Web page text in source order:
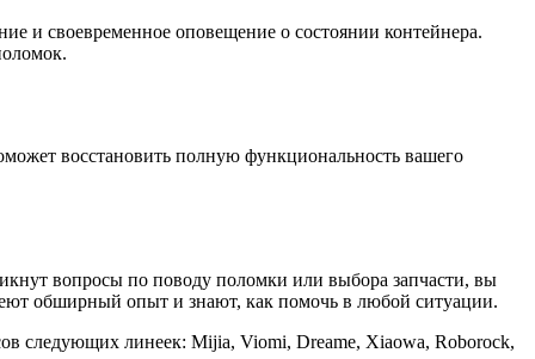
и своевременное оповещение о состоянии контейнера.
восстановить полную функциональность вашего
вопросы по поводу поломки или выбора запчасти, вы
обширный опыт и знают, как помочь в любой ситуации.
следующих линеек: Mijia, Viomi, Dreame, Xiaowa, Roborock,